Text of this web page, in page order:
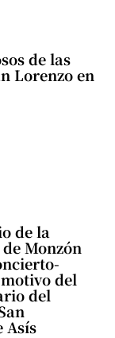
de las
Lorenzo en
de la
Monzón
del
del
Asís